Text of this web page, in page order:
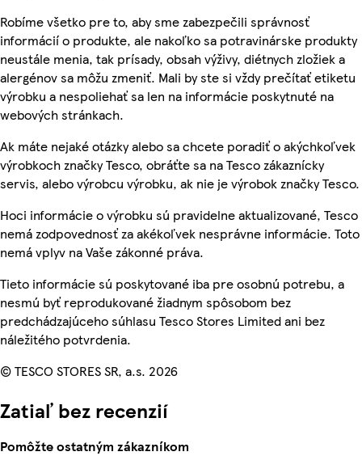
Robíme všetko pre to, aby sme zabezpečili správnosť
informácií o produkte, ale nakoľko sa potravinárske produkty
neustále menia, tak prísady, obsah výživy, diétnych zložiek a
alergénov sa môžu zmeniť. Mali by ste si vždy prečítať etiketu
výrobku a nespoliehať sa len na informácie poskytnuté na
webových stránkach.
Ak máte nejaké otázky alebo sa chcete poradiť o akýchkoľvek
výrobkoch značky Tesco, obráťte sa na Tesco zákaznícky
servis, alebo výrobcu výrobku, ak nie je výrobok značky Tesco.
Hoci informácie o výrobku sú pravidelne aktualizované, Tesco
nemá zodpovednosť za akékoľvek nesprávne informácie. Toto
nemá vplyv na Vaše zákonné práva.
Tieto informácie sú poskytované iba pre osobnú potrebu, a
nesmú byť reprodukované žiadnym spôsobom bez
predchádzajúceho súhlasu Tesco Stores Limited ani bez
náležitého potvrdenia.
© TESCO STORES SR, a.s. 2026
Zatiaľ bez recenzií
Pomôžte ostatným zákazníkom